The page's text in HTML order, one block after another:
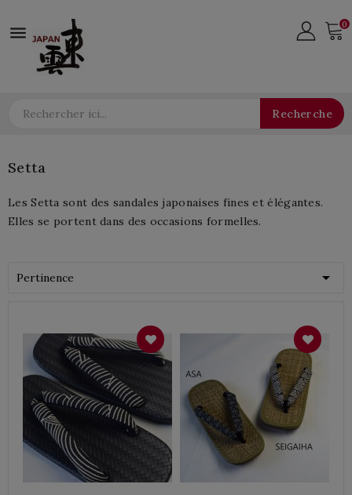
 0
Recherche
Setta
Les Setta sont des sandales japonaises fines et élégantes.
Elles se portent dans des occasions formelles.
Pertinence 